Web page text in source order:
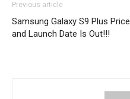
Previous article
Samsung Galaxy S9 Plus Price
and Launch Date Is Out!!!